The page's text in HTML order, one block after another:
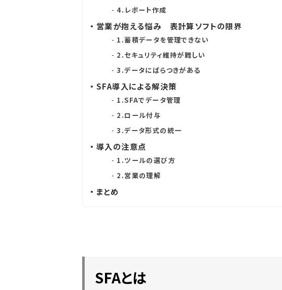
4.レポート作成
営業が抱える悩み 表計算ソフトの限界
1.蓄積データを管理できない
2.セキュリティ維持が難しい
3.データにばらつきがある
SFA導入による解決策
1.SFAでデータ管理
2.ロール付与
3.データ形式の統一
導入の注意点
1.ツールの選び方
2.営業の理解
まとめ
SFAとは